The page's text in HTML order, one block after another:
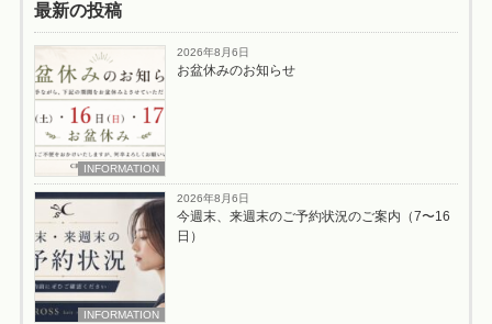
最新の投稿
INFORMATION
2026年8月6日
お盆休みのお知らせ
INFORMATION
2026年8月6日
今週末、来週末のご予約状況のご案内（7〜16
日）